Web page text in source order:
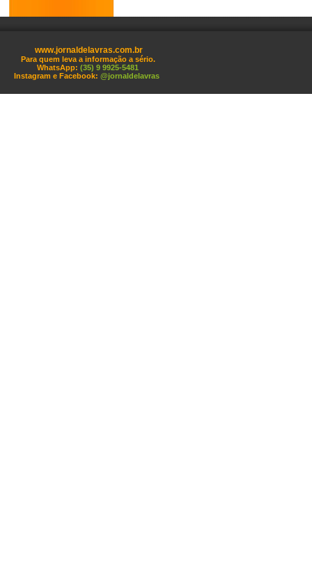
www.jornaldelavras.com.br
Para quem leva a informação a sério.
WhatsApp: (35) 9 9925-5481
Instagram e Facebook: @jornaldelavras